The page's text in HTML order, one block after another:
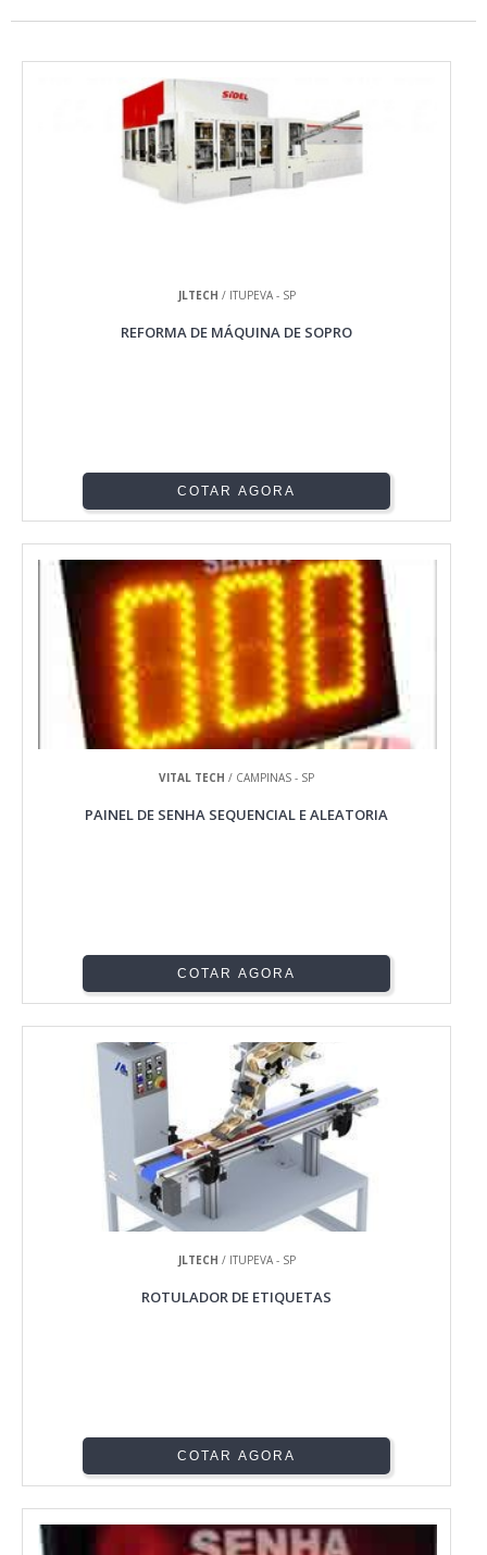
JLTECH / ITUPEVA - SP
REFORMA DE MÁQUINA DE SOPRO
COTAR AGORA
VITAL TECH / CAMPINAS - SP
PAINEL DE SENHA SEQUENCIAL E ALEATORIA
COTAR AGORA
JLTECH / ITUPEVA - SP
ROTULADOR DE ETIQUETAS
COTAR AGORA